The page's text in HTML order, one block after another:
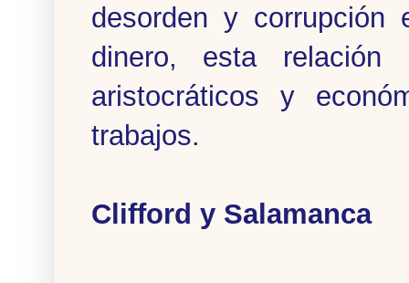
desorden y
dinero, esta
aristocráticos y
trabajos.
Clifford y Salamanca